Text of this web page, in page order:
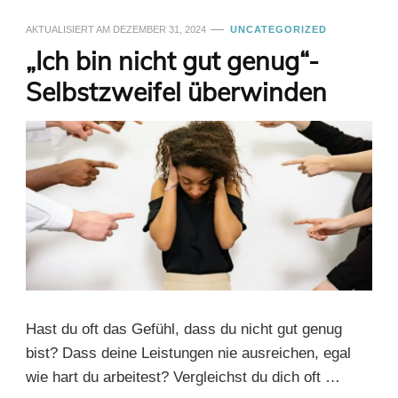
AKTUALISIERT AM DEZEMBER 31, 2024 UNCATEGORIZED
„Ich bin nicht gut genug“-
Selbstzweifel überwinden
Hast du oft das Gefühl, dass du nicht gut genug
bist? Dass deine Leistungen nie ausreichen, egal
wie hart du arbeitest? Vergleichst du dich oft …